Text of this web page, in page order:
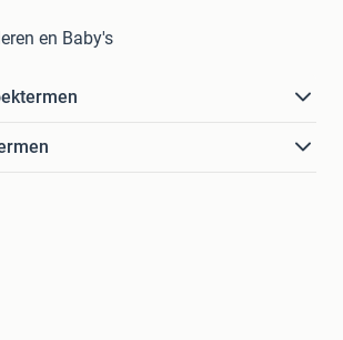
en Baby's